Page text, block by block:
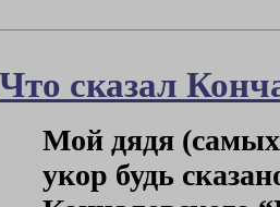
Что сказал
Мой дядя
укор будь